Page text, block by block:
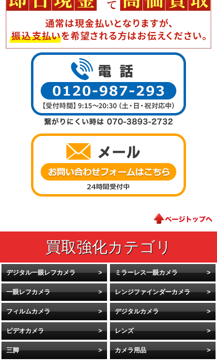
デジタル一眼レフカメラ ミラーレス一眼カメラ
一眼レフカメラ レンジファインダーカメラ
フィルムカメラ デジタルカメラ
ビデオカメラ レンズ
三脚 カメラ用品